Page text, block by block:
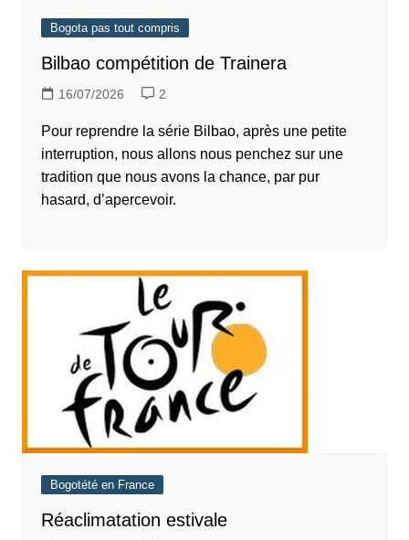
Bogota pas tout compris
Bilbao compétition de Trainera
16/07/2026 2
Pour reprendre la série Bilbao, après une petite
interruption, nous allons nous penchez sur une
tradition que nous avons la chance, par pur
hasard, d’apercevoir.
Bogotété en France
Réaclimatation estivale